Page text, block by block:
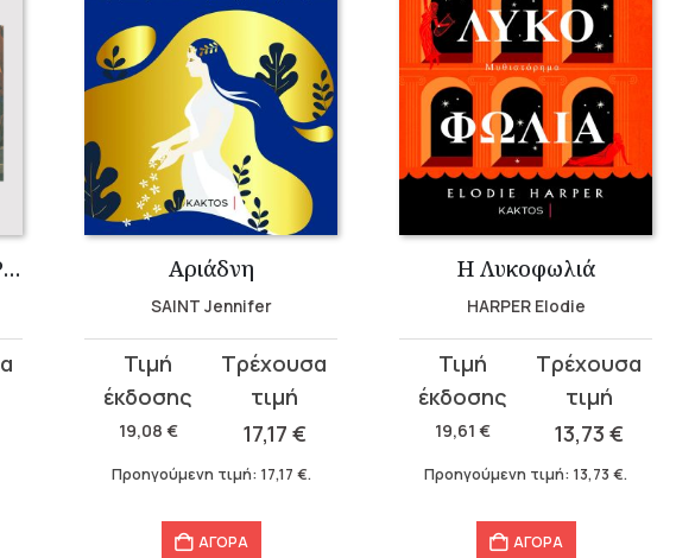
ΣΕΙΡΑ ΜΙΣΕΛ ΝΤΕ ΓΚΡΕΣ (3 ΤΟΜΟΙ) Αριάδνη
SAINT Jennifer
19,08 €
Original
price
was:
19,08 €.
17,17 €
τρέχουσα
τιμή
είναι:Προηγούμενη τιμή: 17,17 €.
ΑΓΟΡΑ
Η Λυκοφωλιά
HARPER Elodie
19,61 €
Original
price
was:
19,61 €.
13,73€
τρέχουσα
τιμή
είναι:
Προηγούμενη τιμή: 13,73€.
ΑΓΟΡΑ